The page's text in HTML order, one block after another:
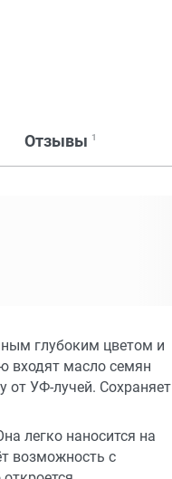
Отзывы 1
глубоким цветом и
входят масло семян
от УФ-лучей. Сохраняет
легко наносится на
возможность с